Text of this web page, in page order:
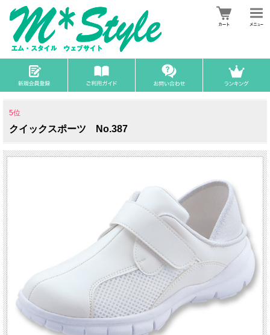
5位
クイックスポーツ No.387